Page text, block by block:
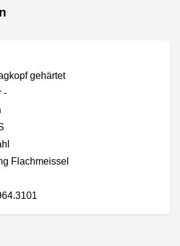
gehärtet
-
Flachmeissel